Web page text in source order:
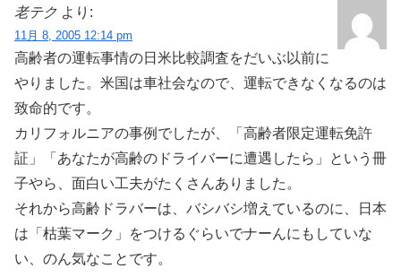
老テク より:
11月 8, 2005 12:14 pm
高齢者の運転事情の日米比較調査をだいぶ以前に
やりました。米国は車社会なので、運転できなくなるのは
致命的です。
カリフォルニアの事例でしたが、「高齢者限定運転免許
証」「あなたが高齢のドライバーに遭遇したら」という冊
子やら、面白い工夫がたくさんありました。
それから高齢ドラバーは、バシバシ増えているのに、日本
は「枯葉マーク」をつけるぐらいでナーんにもしていな
い、のん気なことです。